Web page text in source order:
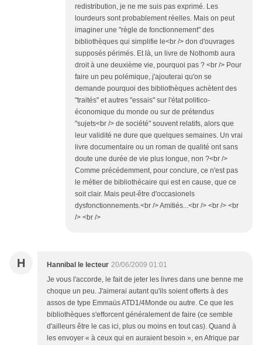
redistribution, je ne me suis pas exprimé. Les
lourdeurs sont probablement réelles. Mais on peut
imaginer une "règle de fonctionnement" des
bibliothèques qui simplifie le<br /> don d'ouvrages
supposés périmés. Et là, un livre de Nothomb aura
droit à une deuxième vie, pourquoi pas ? <br /> Pour
faire un peu polémique, j'ajouterai qu'on se
demande pourquoi des bibliothèques achètent des
"traités" et autres "essais" sur l'état politico-
économique du monde ou sur de prétendus
"sujets<br /> de société" souvent relatifs, alors que
leur validité ne dure que quelques semaines. Un vrai
livre documentaire ou un roman de qualité ont sans
doute une durée de vie plus longue, non ?<br />
Comme précédemment, pour conclure, ce n'est pas
le métier de bibliothécaire qui est en cause, que ce
soit clair. Mais peut-être d'occasionels
dysfonctionnements.<br /> Amitiés...<br /> <br /> <br
/> <br />
H Hannibal le lecteur 20/06/2009 01:01
Je vous l'accorde, le fait de jeter les livres dans une benne me
choque un peu. J'aimerai autant qu'ils soient offerts à des
assos de type Emmaüs ATD1/4Monde ou autre. Ce que les
bibliothèques s'efforcent généralement de faire (ce semble
d'ailleurs être le cas ici, plus ou moins en tout cas). Quand à
les envoyer « à ceux qui en auraient besoin », en Afrique par